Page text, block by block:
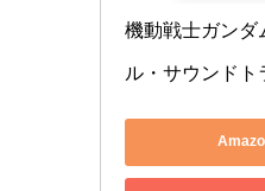
機動戦士ガンダ
ル・サウンドト